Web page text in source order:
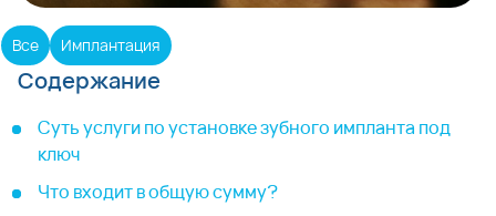
Все Имплантация
Содержание
Суть услуги по установке зубного импланта под
ключ
Что входит в общую сумму?